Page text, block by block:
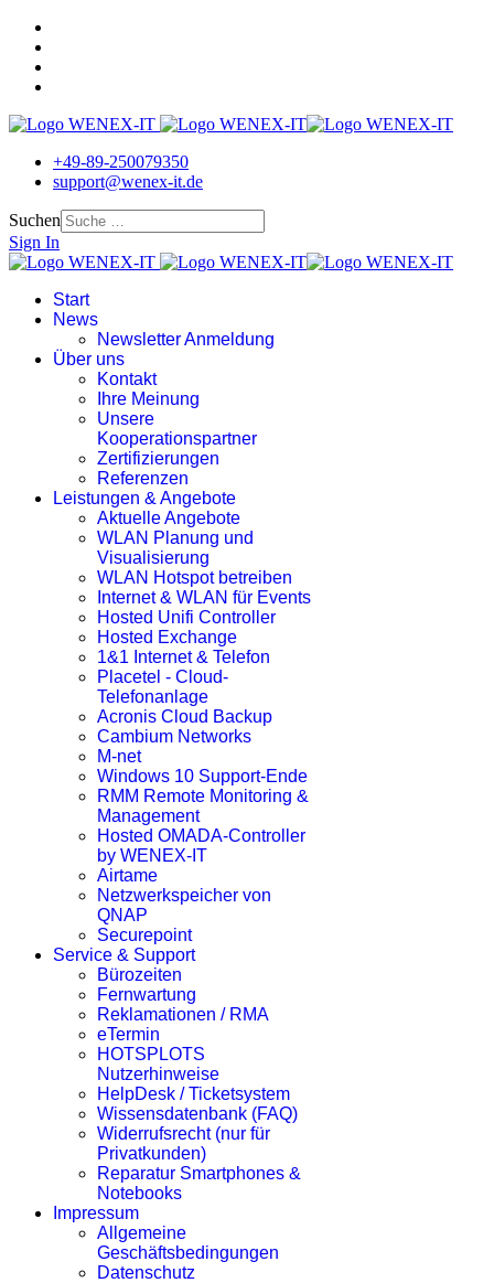
+49-89-250079350
support@wenex-it.de
Suchen
Sign In
Start
News
Newsletter Anmeldung
Über uns
Kontakt
Ihre Meinung
Unsere
Kooperationspartner
Zertifizierungen
Referenzen
Leistungen & Angebote
Aktuelle Angebote
WLAN Planung und
Visualisierung
WLAN Hotspot betreiben
Internet & WLAN für Events
Hosted Unifi Controller
Hosted Exchange
1&1 Internet & Telefon
Placetel - Cloud-
Telefonanlage
Acronis Cloud Backup
Cambium Networks
M-net
Windows 10 Support-Ende
RMM Remote Monitoring &
Management
Hosted OMADA-Controller
by WENEX-IT
Airtame
Netzwerkspeicher von
QNAP
Securepoint
Service & Support
Bürozeiten
Fernwartung
Reklamationen / RMA
eTermin
HOTSPLOTS
Nutzerhinweise
HelpDesk / Ticketsystem
Wissensdatenbank (FAQ)
Widerrufsrecht (nur für
Privatkunden)
Reparatur Smartphones &
Notebooks
Impressum
Allgemeine
Geschäftsbedingungen
Datenschutz